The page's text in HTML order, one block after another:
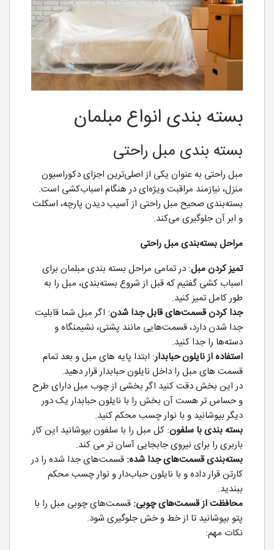
بسته بندی انواع مبلمان
بسته بندی مبل راحتی
مبل راحتی به عنوان یکی از اصلی‌ترین اجزای دکوراسیون
منزل، نیازمند مراقبت ویژه‌ای در هنگام اسباب‌کشی است.
بسته‌بندی صحیح مبل راحتی از آسیب دیدن پارچه، اسکلت
و ابر آن جلوگیری می‌کند.
مراحل بسته‌بندی مبل راحتی
تمیز کردن مبل: در تمامی مراحل بسته بندی مبلمان برای
اسباب کشی گفتیم که قبل از شروع بسته‌بندی، مبل را به
طور کامل تمیز کنید.
جدا کردن قسمت‌های قابل جدا شدن: اگر مبل شما قابلیت
جدا شدن دارد، قسمت‌هایی مانند پشتی، نشیمنگاه و
دسته‌ها را جدا کنید.
استفاده از نایلون حبابدار: ابتدا پایه های مبل و بعد تمام
قسمت های مبل را داخل نایلون حبابدار قرار دهید.
در این بخش دقت کنید اگر بخشی از چوب مبل دارای طرح
و حساس تر هست آن بخش را با نایلون حبابدار یک دور
دیگر بپوشانید و با نوار چسب محکم کنید.
بسته بندی با سلفون: کل مبل را با سلفون بپوشانید این کار
باربری را برای نیروی جابجایی آسان تر می کند.
بسته‌بندی قسمت‌های جدا شده: قسمت‌های جدا شده را در
کارتن قرار داده و با نایلون حباب‌دار و نوار چسب محکم
ببندید.
محافظت از قسمت‌های چوبی: قسمت‌های چوبی مبل را با
پتو بپوشانید تا از خط و خش جلوگیری شود.
نکات مهم: